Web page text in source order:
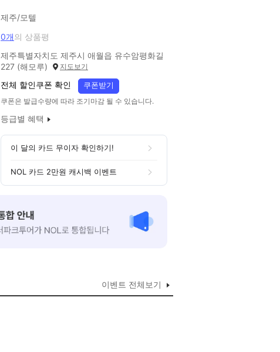
제주/모텔
0개의 상품평
제주특별자치도 제주시 애월읍 유수암평화길
227 (해모루)
지도보기
전체 할인쿠폰 확인 쿠폰받기
쿠폰은 발급수량에 따라 조기마감 될 수 있습니다.
등급별 혜택
이 달의 카드 무이자 확인하기!
NOL 카드 2만원 캐시백 이벤트
이벤트 전체보기